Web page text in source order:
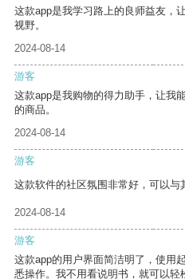
这款app是我学习路上的良师益友，
视野。
2024-08-14
游客
这款app是我购物的得力助手，让我
的商品。
2024-08-14
游客
这款软件的社区氛围非常好，可以与
2024-08-14
游客
这款app的用户界面简洁明了，使用
悉操作。我不用看说明书，就可以轻